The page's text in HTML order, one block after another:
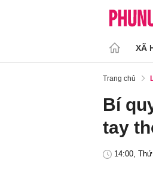
XÃ
Trang chủ
Bí
tay
14:00,